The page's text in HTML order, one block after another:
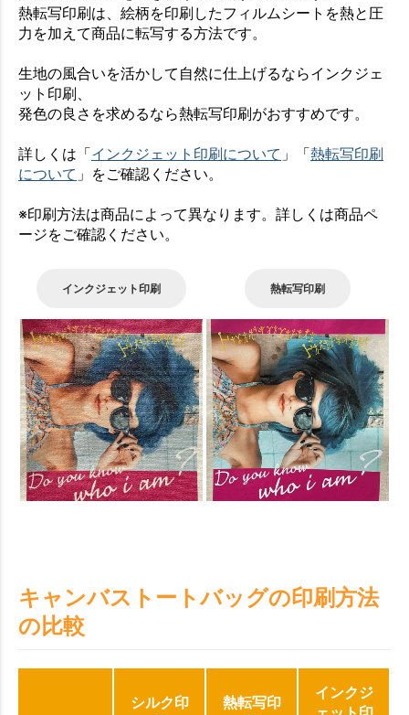
熱転写印刷は、絵柄を印刷したフィルムシートを熱と圧
力を加えて商品に転写する方法です。
生地の風合いを活かして自然に仕上げるならインクジェ
ット印刷、
発色の良さを求めるなら熱転写印刷がおすすめです。
詳しくは「インクジェット印刷について 」「熱転写印刷
について 」をご確認ください。
※印刷方法は商品によって異なります。詳しくは商品ペ
ージをご確認ください。
インクジェット印刷 熱転写印刷
キャンバストートバッグの印刷方法
の比較
シルク印
熱転写印
インクジ